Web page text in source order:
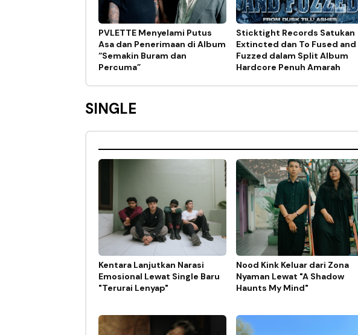
PVLETTE Menyelami Putus
Asa dan Penerimaan di Album
“Semakin Buram dan
Percuma”
Sticktight Records Satukan
Extincted dan To Fused and
Fuzzed dalam Split Album
Hardcore Penuh Amarah
SINGLE
Kentara Lanjutkan Narasi
Emosional Lewat Single Baru
"Terurai Lenyap"
Nood Kink Keluar dari Zona
Nyaman Lewat "A Shadow
Haunts My Mind"